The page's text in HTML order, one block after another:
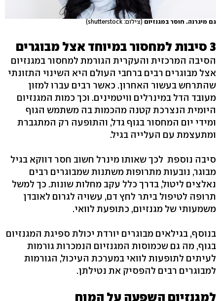
גם מיגרנה. חוסר במגנזיום (צילום: shutterstock)
3 סיבות למחסור במיוחד אצל מבוגרים
הסיבה המרכזית והעקרית הגורמת למחסור במגנזיום
אצל מבוגרים רבים ברחבי העולם היא השינוי התזונתי
שהתרחש בעשור האחרון. כאשר רבים עברו למזון
מעובד הדל במינרלים וויטמינים. וכך כמות המגנזיום
היומית הנצרכת קטנה מהכמות בה משתמש הגוף
ומידי יום המחסור בגוף גדל, והתופעה רק המתגברת
ומתעצמת עם העלייה בגיל.
סיבה נוספת לכך שאותו מינרל חשוב חסר דווקא בגיל
מבוגר, נובעות מתרופות משתנות שמבוגרים רבים
נאלצים ליטול, בדרך כלל עקב מחלות שונות. כך למשל
תרופה לטיפול ביתר לחץ דם, עשויה לגרום לאובדן
משמעותי של מגנזיום, כתופעת לוואי.
בנוסף, בגילאים מבוגרים יורדת יכולת ספיגת המגנזיום
בגוף, מה גם שכמוסות המגנזיום הנמכרות גורמות
לעיתים לתופעות לוואי במערכת העיכול, הגורמות
למבוגרים רבים להפסיק את נטילתן.
למגנזיום השפעה על המוח